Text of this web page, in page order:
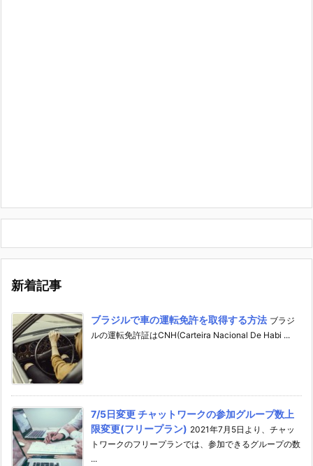
新着記事
ブラジルで車の運転免許を取得する方法 ブラジ
ルの運転免許証はCNH(Carteira Nacional De Habi ...
7/5日変更 チャットワークの参加グループ数上
限変更(フリープラン) 2021年7月5日より、チャッ
トワークのフリープランでは、参加できるグループの数
...